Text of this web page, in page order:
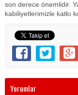
son derece önemlidir.
kabiliyetlerimizle katkı
Yorumlar